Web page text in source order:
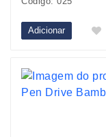
Adicionar